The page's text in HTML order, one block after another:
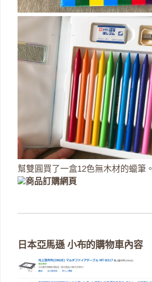
幫雙圓買了一盒12色無木材的蠟筆。
商品訂購網頁
日本亞馬遜 小布的購物車內容